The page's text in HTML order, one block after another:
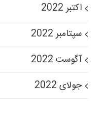
اکتبر 2022
سپتامبر 2022
آگوست 2022
جولای 2022